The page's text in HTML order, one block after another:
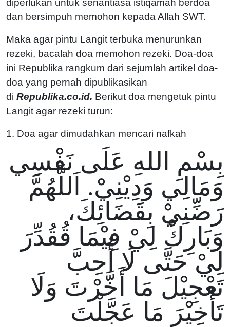
diperlukan untuk senantiasa istiqamah berdoa
dan bersimpuh memohon kepada Allah SWT.
Maka agar pintu Langit terbuka menurunkan
rezeki, bacalah doa memohon rezeki. Doa-doa
ini Republika rangkum dari sejumlah artikel doa-
doa yang pernah dipublikasikan
di Republika.co.id. Berikut doa mengetuk pintu
Langit agar rezeki turun:
1. Doa agar dimudahkan mencari nafkah
بِسْمِ اللهِ عَلَى نَفْسِي
وَمَالِي وَدِيْنِيْ. اَللَّهُمَّ
رَضِّنِيْ بِقَضَائِكَ،
وَبَارِكْ لِيْ فِيْمَا قُقُدِّرَ
لِيْ حَتَّى لَا أُحِبَّ
تَعْجِيْلَ مَا أَخَّرْتَ وَلَا
تَأْخِيْرَ مَا عَجَّلْتَ